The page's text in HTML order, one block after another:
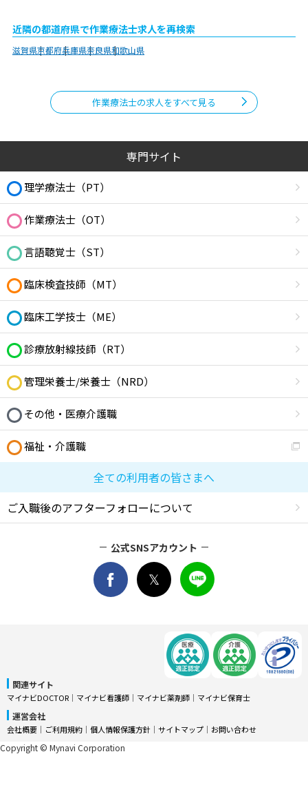
近隣の都道府県で作業療法士求人を再検索
滋賀県京都府兵庫県奈良県和歌山県
作業療法士の求人をすべて見る
専門サイト
理学療法士（PT）
作業療法士（OT）
言語聴覚士（ST）
臨床検査技師（MT）
臨床工学技士（ME）
診療放射線技師（RT）
管理栄養士/栄養士（NRD）
その他・医療介護職
福祉・介護職
全ての利用者の皆さまへ
ご入職後のアフターフォローについて
公式SNSアカウント
関連サイト
マイナビDOCTOR │ マイナビ看護師 │ マイナビ薬剤師 │ マイナビ保育士
運営会社
会社概要 │ ご利用規約 │ 個人情報保護方針 │ サイトマップ │ お問い合わせ
Copyright © Mynavi Corporation